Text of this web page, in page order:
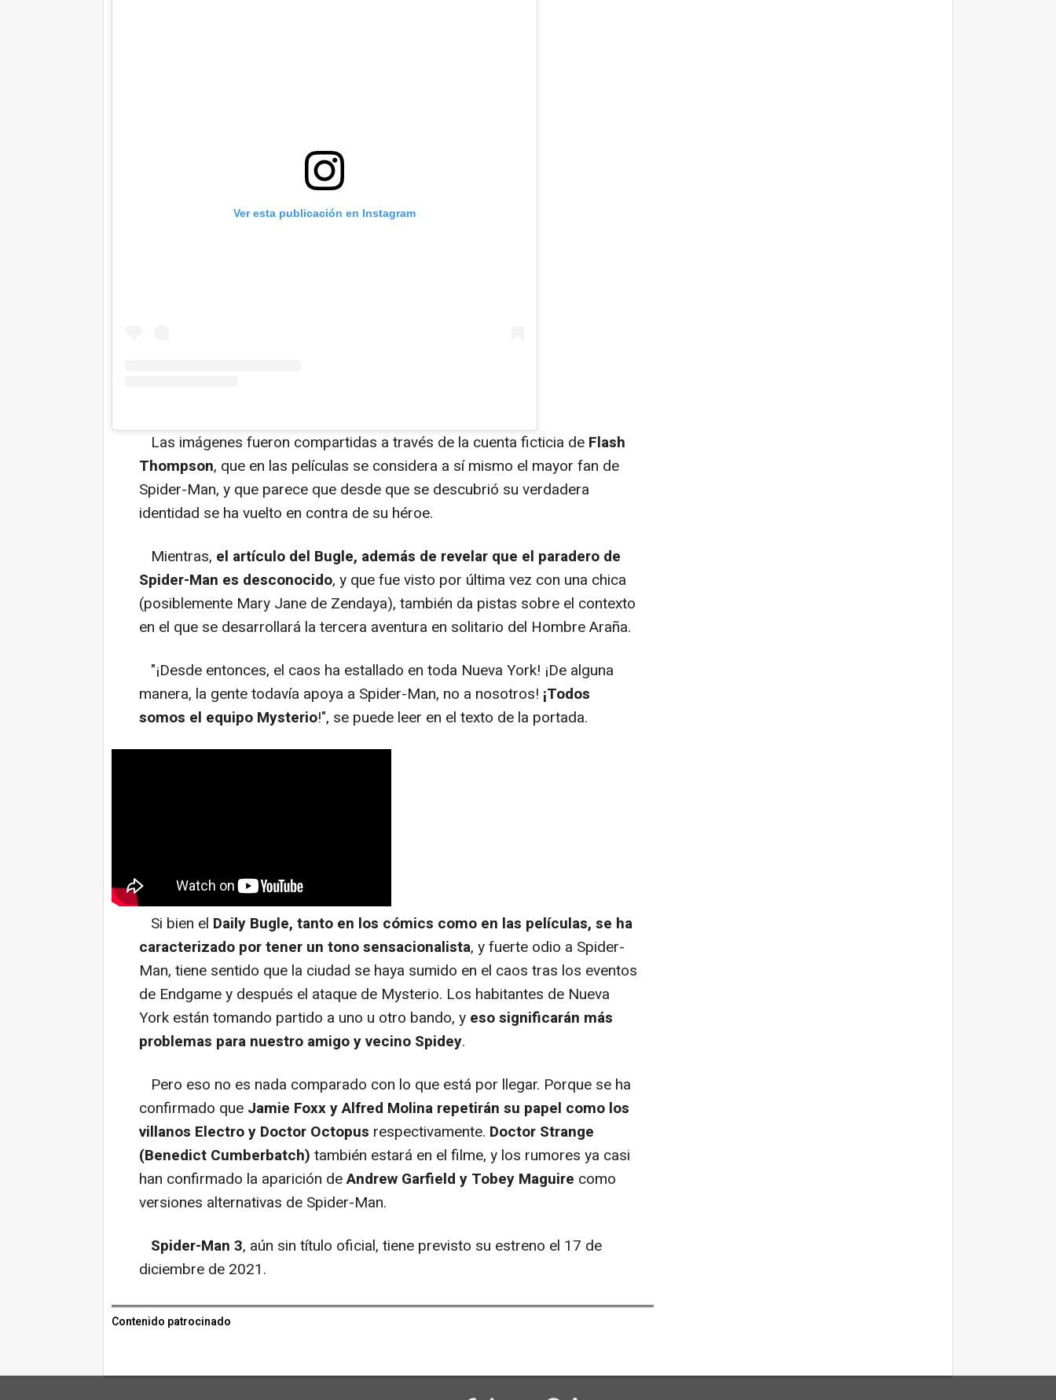
Ver esta publicación en Instagram
Las imágenes fueron compartidas a través de la cuenta ficticia de Flash
Thompson, que en las películas se considera a sí mismo el mayor fan de
Spider-Man, y que parece que desde que se descubrió su verdadera
identidad se ha vuelto en contra de su héroe.
Mientras, el artículo del Bugle, además de revelar que el paradero de
Spider-Man es desconocido, y que fue visto por última vez con una chica
(posiblemente Mary Jane de Zendaya), también da pistas sobre el contexto
en el que se desarrollará la tercera aventura en solitario del Hombre Araña.
"¡Desde entonces, el caos ha estallado en toda Nueva York! ¡De alguna
manera, la gente todavía apoya a Spider-Man, no a nosotros! ¡Todos
somos el equipo Mysterio!", se puede leer en el texto de la portada.
Si bien el Daily Bugle, tanto en los cómics como en las películas, se ha
caracterizado por tener un tono sensacionalista, y fuerte odio a Spider-
Man, tiene sentido que la ciudad se haya sumido en el caos tras los eventos
de Endgame y después el ataque de Mysterio. Los habitantes de Nueva
York están tomando partido a uno u otro bando, y eso significarán más
problemas para nuestro amigo y vecino Spidey.
Pero eso no es nada comparado con lo que está por llegar. Porque se ha
confirmado que Jamie Foxx y Alfred Molina repetirán su papel como los
villanos Electro y Doctor Octopus respectivamente. Doctor Strange
(Benedict Cumberbatch) también estará en el filme, y los rumores ya casi
han confirmado la aparición deAndrew Garfield y Tobey Maguire como
versiones alternativas de Spider-Man.
Spider-Man 3, aún sin título oficial, tiene previsto su estreno el 17 de
diciembre de 2021.
Contenido patrocinado